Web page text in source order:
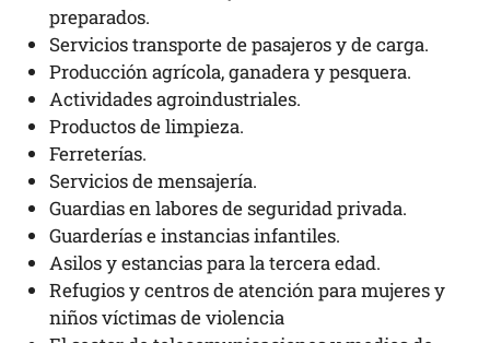
preparados.
Servicios transporte de pasajeros y de carga.
Producción agrícola, ganadera y pesquera.
Actividades agroindustriales.
Productos de limpieza.
Ferreterías.
Servicios de mensajería.
Guardias en labores de seguridad privada.
Guarderías e instancias infantiles.
Asilos y estancias para la tercera edad.
Refugios y centros de atención para mujeres y
niños víctimas de violencia